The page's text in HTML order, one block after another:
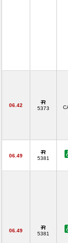
06.42
5373
06.49 5381
06.49
5381